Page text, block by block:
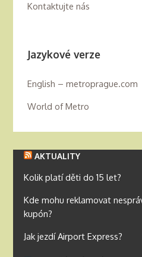
Kontaktujte nás
Jazykové verze
English – metroprague.com
World of Metro
AKTUALITY
Kolik platí děti do 15 let?
Kde mohu reklamovat
kupón?
Jak jezdí Airport Express?